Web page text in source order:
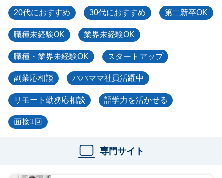
20代におすすめ 30代におすすめ 第二新卒OK
職種未経験OK 業界未経験OK
職種・業界未経験OK スタートアップ
副業応相談 パパママ社員活躍中
リモート勤務応相談 語学力を活かせる
面接1回
専門サイト